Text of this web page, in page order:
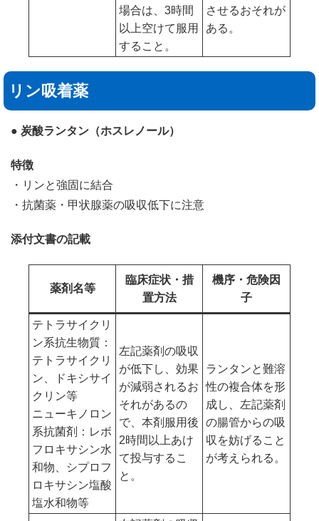
場合は、3時間
以上空けて服用
すること。
させるおそれが
ある。
リン吸着薬
● 炭酸ランタン（ホスレノール）
特徴
・リンと強固に結合
・抗菌薬・甲状腺薬の吸収低下に注意
添付文書の記載
薬剤名等
臨床症状・措
置方法
機序・危険因
子
テトラサイクリ
ン系抗生物質：
テトラサイクリ
ン、ドキシサイ
クリン等
ニューキノロン
系抗菌剤：レボ
フロキサシン水
和物、シプロフ
ロキサシン塩酸
塩水和物等
左記薬剤の吸収
が低下し、効果
が減弱されるお
それがあるの
で、本剤服用後
2時間以上あけ
て投与するこ
と。
ランタンと難溶
性の複合体を形
成し、左記薬剤
の腸管からの吸
収を妨げること
が考えられる。